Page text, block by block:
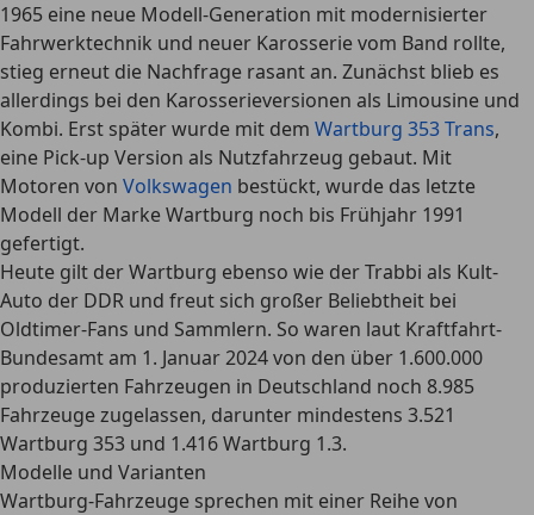
1965 eine neue Modell-Generation mit modernisierter
Fahrwerktechnik und neuer Karosserie vom Band rollte,
stieg erneut die Nachfrage rasant an. Zunächst blieb es
allerdings bei den Karosserieversionen als Limousine und
Kombi. Erst später wurde mit dem Wartburg 353 Trans,
eine Pick-up Version als Nutzfahrzeug gebaut. Mit
Motoren von Volkswagen bestückt, wurde das letzte
Modell der Marke Wartburg noch bis Frühjahr 1991
gefertigt.
Heute gilt der Wartburg ebenso wie der Trabbi als Kult-
Auto der DDR und freut sich großer Beliebtheit bei
Oldtimer-Fans und Sammlern. So waren laut Kraftfahrt-
Bundesamt am 1. Januar 2024 von den über 1.600.000
produzierten Fahrzeugen in Deutschland noch 8.985
Fahrzeuge zugelassen, darunter mindestens 3.521
Wartburg 353 und 1.416 Wartburg 1.3.
Modelle und Varianten
Wartburg-Fahrzeuge sprechen mit einer Reihe von